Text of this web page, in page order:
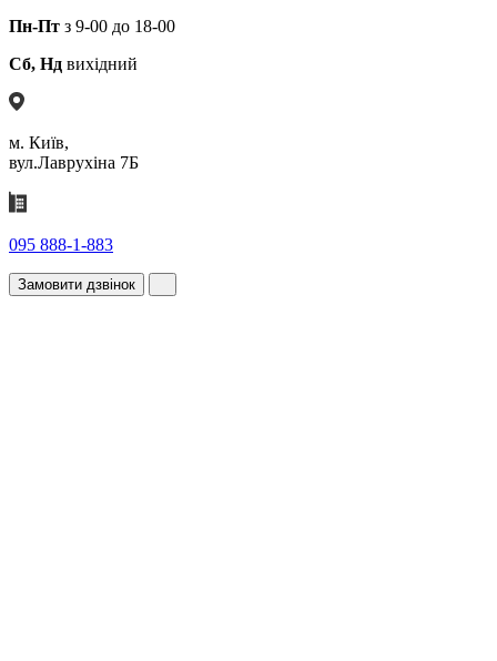
Пн-Пт з 9-00 до 18-00
Сб, Нд вихідний
м. Київ,
вул.Лаврухіна 7Б
095 888-1-883
Замовити дзвінок